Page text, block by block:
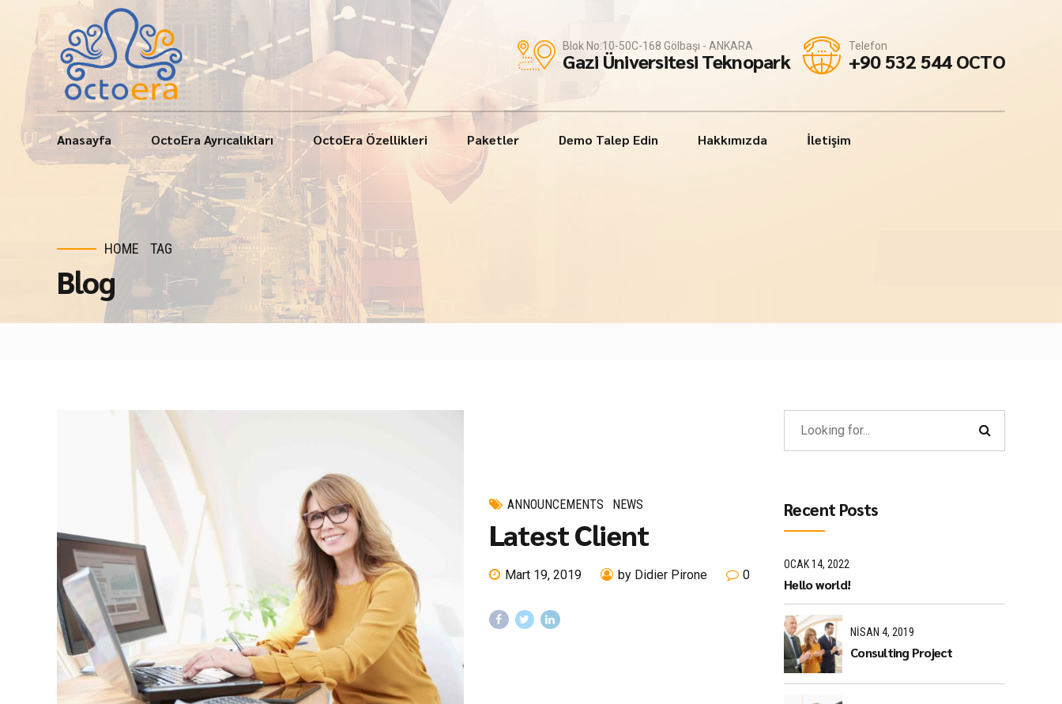
Blok No:10-50C-168 Gölbaşı - ANKARA
Gazi Üniversitesi Teknopark
Telefon
+90 532 544 OCTO
Anasayfa OctoEra Ayrıcalıkları OctoEra Özellikleri Paketler Demo Talep Edin Hakkımızda İletişim
HOME TAG
Blog
ANNOUNCEMENTS NEWS
Latest Client
Mart 19, 2019 by Didier Pirone 0
Recent Posts
OCAK 14, 2022
Hello world!
NISAN 4, 2019
Consulting Project